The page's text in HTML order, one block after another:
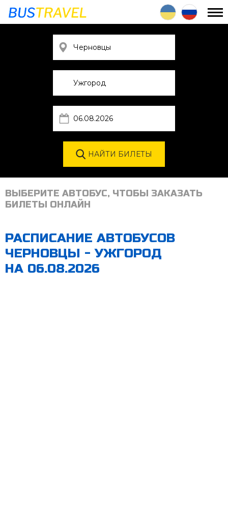
ВЫБЕРИТЕ АВТОБУС, ЧТОБЫ ЗАКАЗАТЬ
БИЛЕТЫ ОНЛАЙН
РАСПИСАНИЕ АВТОБУСОВ
ЧЕРНОВЦЫ - УЖГОРОД
НА 06.08.2026